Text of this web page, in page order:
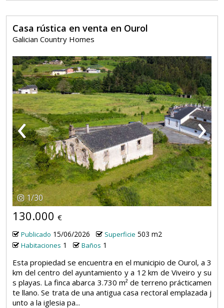
Casa rústica en venta en Ourol
Galician Country Homes
‹ ›
1/30
130.000 €
Publicado 15/06/2026 Superficie 503 m2
Habitaciones 1 Baños 1
Esta propiedad se encuentra en el municipio de Ourol, a 3
km del centro del ayuntamiento y a 12 km de Viveiro y su
s playas. La finca abarca 3.730 m² de terreno prácticamen
te llano. Se trata de una antigua casa rectoral emplazada j
unto a la iglesia pa...